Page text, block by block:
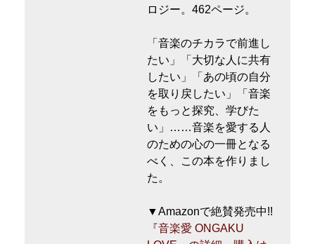
ロジー。462ページ。
「音楽のチカラで前進し
たい」「大切な人に共有
したい」「あの頃の自分
を取り戻したい」「音楽
をもっと探究、学びた
い」……音楽を愛する人
のための心の一冊となる
べく、この本を作りまし
た。
▼Amazonで絶賛発売中!!
『音楽愛 ONGAKU